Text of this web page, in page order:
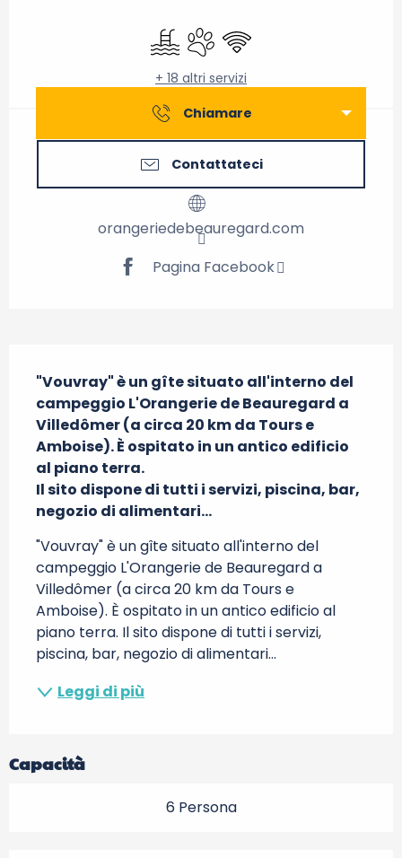
PiscinaAnimali ammessi
Wi-Fi
+ 18 altri servizi
Chiamare
Contattateci
orangeriedebeauregard.com
Pagina Facebook
"Vouvray" è un gîte situato all'interno del
campeggio L'Orangerie de Beauregard a
Villedômer (a circa 20 km da Tours e
Amboise). È ospitato in un antico edificio
al piano terra.
Il sito dispone di tutti i servizi, piscina, bar,
negozio di alimentari...
"Vouvray" è un gîte situato all'interno del
campeggio L'Orangerie de Beauregard a
Villedômer (a circa 20 km da Tours e
Amboise). È ospitato in un antico edificio al
piano terra. Il sito dispone di tutti i servizi,
piscina, bar, negozio di alimentari...
Leggi di più
Capacità
6 Persona